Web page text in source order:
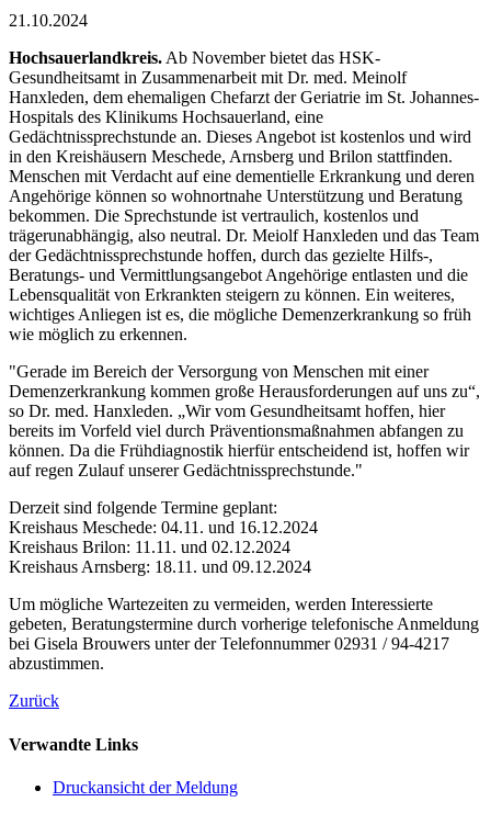
21.10.2024
Hochsauerlandkreis. Ab November bietet das HSK-
Gesundheitsamt in Zusammenarbeit mit Dr. med. Meinolf
Hanxleden, dem ehemaligen Chefarzt der Geriatrie im St. Johannes-
Hospitals des Klinikums Hochsauerland, eine
Gedächtnissprechstunde an. Dieses Angebot ist kostenlos und wird
in den Kreishäusern Meschede, Arnsberg und Brilon stattfinden.
Menschen mit Verdacht auf eine dementielle Erkrankung und deren
Angehörige können so wohnortnahe Unterstützung und Beratung
bekommen. Die Sprechstunde ist vertraulich, kostenlos und
trägerunabhängig, also neutral. Dr. Meiolf Hanxleden und das Team
der Gedächtnissprechstunde hoffen, durch das gezielte Hilfs-,
Beratungs- und Vermittlungsangebot Angehörige entlasten und die
Lebensqualität von Erkrankten steigern zu können. Ein weiteres,
wichtiges Anliegen ist es, die mögliche Demenzerkrankung so früh
wie möglich zu erkennen.
"Gerade im Bereich der Versorgung von Menschen mit einer
Demenzerkrankung kommen große Herausforderungen auf uns zu“,
so Dr. med. Hanxleden. „Wir vom Gesundheitsamt hoffen, hier
bereits im Vorfeld viel durch Präventionsmaßnahmen abfangen zu
können. Da die Frühdiagnostik hierfür entscheidend ist, hoffen wir
auf regen Zulauf unserer Gedächtnissprechstunde."
Derzeit sind folgende Termine geplant:
Kreishaus Meschede: 04.11. und 16.12.2024
Kreishaus Brilon: 11.11. und 02.12.2024
Kreishaus Arnsberg: 18.11. und 09.12.2024
Um mögliche Wartezeiten zu vermeiden, werden Interessierte
gebeten, Beratungstermine durch vorherige telefonische Anmeldung
bei Gisela Brouwers unter der Telefonnummer 02931 / 94-4217
abzustimmen.
Zurück
Verwandte Links
Druckansicht der Meldung